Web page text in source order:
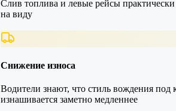
Слив топлива и левые рейсы
на виду
Снижение износа
Водители знают, что стиль вождения под
изнашивается заметно медленнее